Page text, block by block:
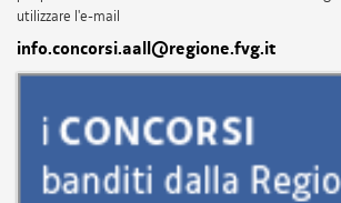
utilizzare l'e-mail
info.concorsi.aall@regione.fvg.it